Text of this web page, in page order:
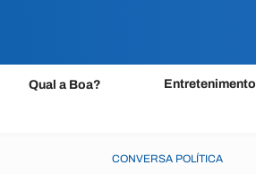
Qual a Boa? Entretenimento
CONVERSA POLÍTICA